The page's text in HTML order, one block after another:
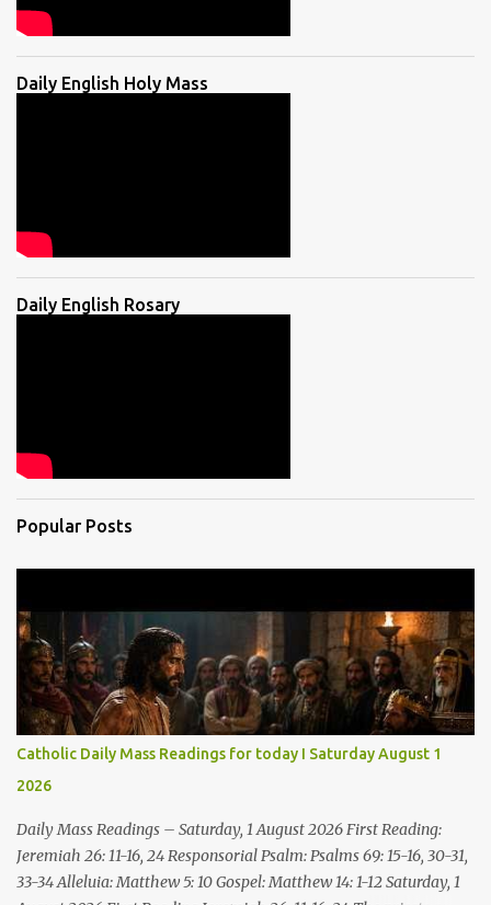
Daily English Holy Mass
Daily English Rosary
Popular Posts
Catholic Daily Mass Readings for today I Saturday August 1
2026
Daily Mass Readings – Saturday, 1 August 2026 First Reading:
Jeremiah 26: 11-16, 24 Responsorial Psalm: Psalms 69: 15-16, 30-31,
33-34 Alleluia: Matthew 5: 10 Gospel: Matthew 14: 1-12 Saturday, 1